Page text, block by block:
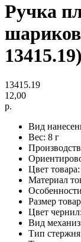
Ручка
13415.19)
13415.19
12,00
р.
Вид
Вес: 8 г
Цвет
Материал
Размер
Цвет
Вид
Тип